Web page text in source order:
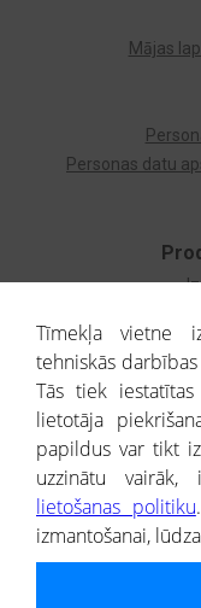
Mājas
Personas datu
® CREDITREFORM
SIA
Tīmekļa vietne
tehniskās
Tās tiek
lietotāja
papildus var tikt
uzzinātu
lietošanas politiku
izmantošanai,